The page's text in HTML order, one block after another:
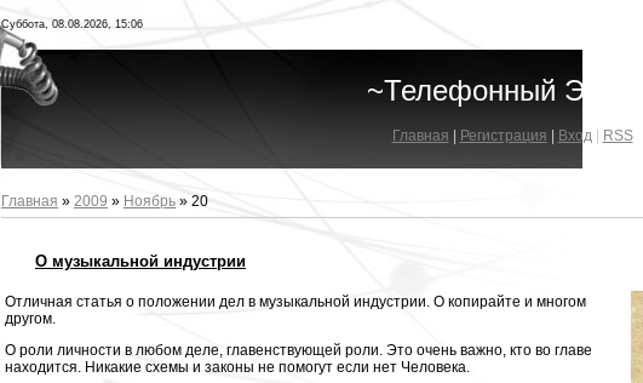
Суббота, 08.08.2026, 15:06
~Телефонный Эфир~
Главная Регистрация Вход| RSS
Главная » 2009 » Ноябрь » 20
О музыкальной индустрии
Отличная статья о положении дел в музыкальной индустрии. О копирайте и многом
другом.
О роли личности в любом деле, главенствующей роли. Это очень важно, кто во главе
находится. Никакие схемы и законы не помогут если нет Человека.